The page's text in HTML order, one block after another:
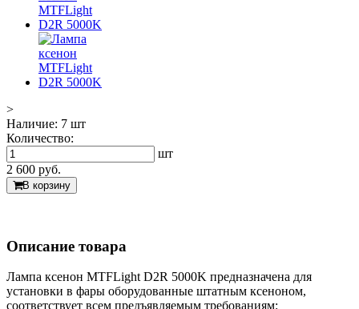
>
Наличие: 7 шт
Количество:
шт
2 600 руб.
В корзину
Описание товара
Лампа ксенон MTFLight D2R 5000K предназначена для
установки в фары оборудованные штатным ксеноном,
соответствует всем предъявляемым требованиям: